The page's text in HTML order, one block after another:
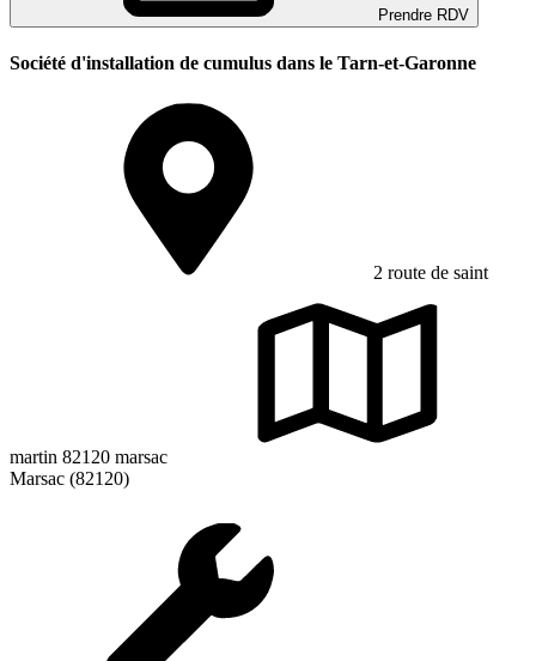
Prendre RDV
Société d'installation de cumulus dans le Tarn-et-Garonne
2 route de saint
martin 82120 marsac
Marsac (82120)